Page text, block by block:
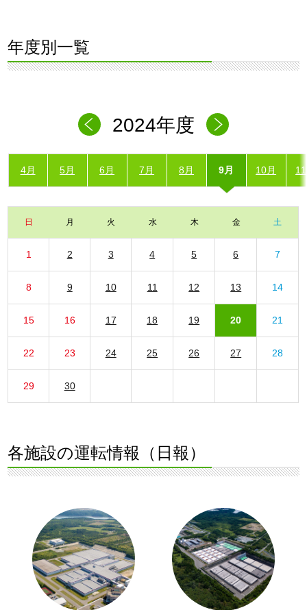
年度別一覧
2024年度
4月 5月 6月 7月 8月 9月 10月
日 月 火 水 木 金 土
1 2 3 4 5 6 7
8 9 10 11 12 13 14
15 16 17 18 19 20 21
22 23 24 25 26 27 28
29 30
各施設の運転情報（日報）